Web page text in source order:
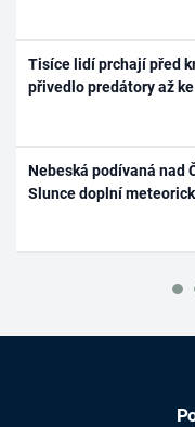
Tisíce lidí prchají před
přivedlo predátory až
Nebeská podívaná nad
Slunce doplní